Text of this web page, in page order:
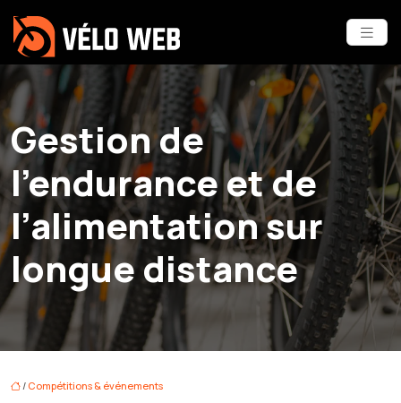
Gestion de
l’endurance et de
l’alimentation sur
longue distance
/ Compétitions & événements